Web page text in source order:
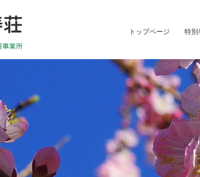
トップページ 特別